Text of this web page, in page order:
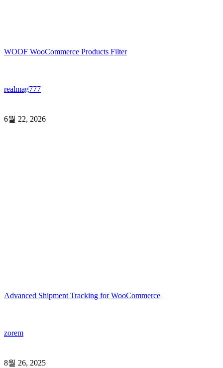
WOOF WooCommerce Products Filter
realmag777
6월 22, 2026
Advanced Shipment Tracking for WooCommerce
zorem
8월 26, 2025